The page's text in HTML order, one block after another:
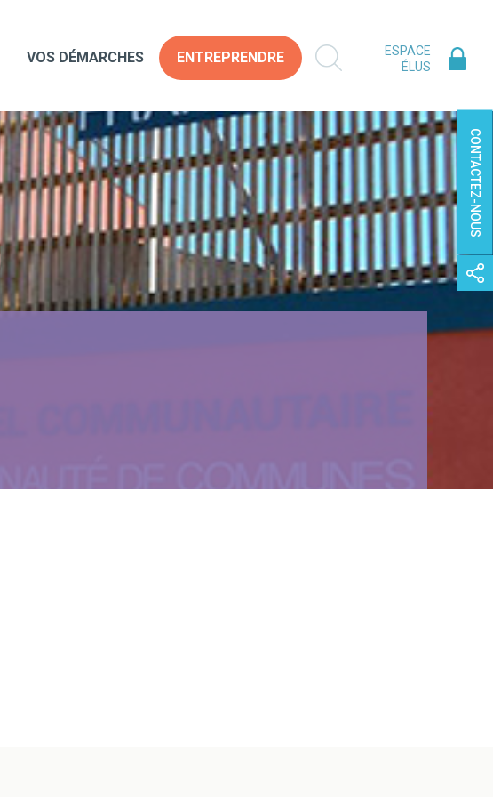
VOS DÉMARCHES ENTREPRENDRE
ESPACE
ÉLUS
CONTACTEZ-NOUS